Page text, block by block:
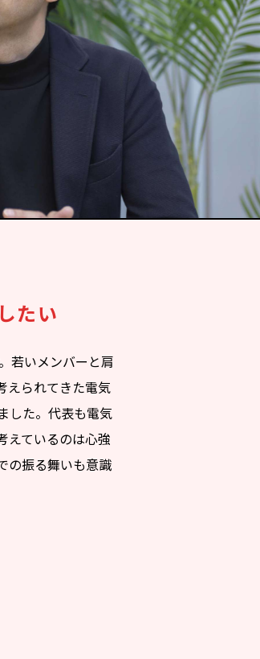
たい
若いメンバーと肩
えられてきた電気
した。代表も電気
えているのは心強
の振る舞いも意識